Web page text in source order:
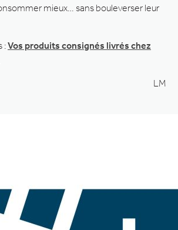
mieux… sans bouleverser leur
:Vos produits consignés livrés chez
LM